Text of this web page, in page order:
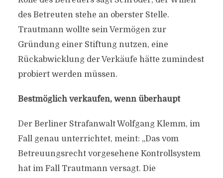
des Betreuten stehe an oberster Stelle.
Trautmann wollte sein Vermögen zur
Gründung einer Stiftung nutzen, eine
Rückabwicklung der Verkäufe hätte zumindest
probiert werden müssen.
Bestmöglich verkaufen, wenn überhaupt
Der Berliner Strafanwalt Wolfgang Klemm, im
Fall genau unterrichtet, meint: „Das vom
Betreuungsrecht vorgesehene Kontrollsystem
hat im Fall Trautmann versagt. Die